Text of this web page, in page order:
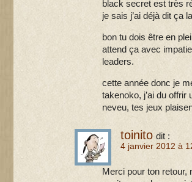
black secret est très
je sais j’ai déjà dit ça
bon tu dois être en
attend ça avec
leaders.
cette année donc je
takenoko, j’ai du
neveu, tes jeux
toinito dit :
4 janvier 2012 à
Merci pour ton